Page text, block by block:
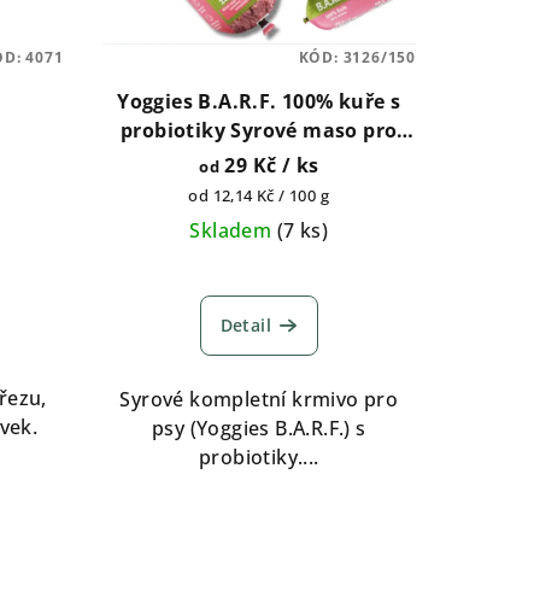
4071
Yoggies B.A.R.F. 100% kuře s
probiotiky Syrové maso pro
psy 150g, 700g, 1300g, 1800g
od29 Kč / ks
Měrná
cena:
od 12,14 Kč / 100 g
Skladem (7 ks)
Detail
Syrové kompletní krmivo pro
psy (Yoggies B.A.R.F.) s
probiotiky....
KÓD: 3126/150